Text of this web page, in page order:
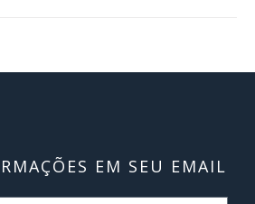
EM SEU EMAIL